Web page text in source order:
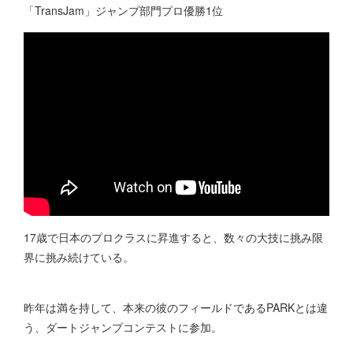
「TransJam」ジャンプ部門プロ優勝1位
17歳で日本のプロクラスに昇進すると、数々の大技に挑み限
界に挑み続けている。
昨年は満を持して、本来の彼のフィールドであるPARKとは違
う、ダートジャンプコンテストに参加。